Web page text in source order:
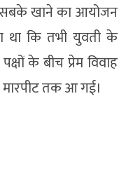
खाने का आयोजन
कि तभी युवती के
के बीच प्रेम विवाह
तक आ गई।